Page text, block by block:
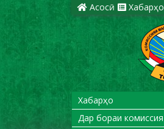
Асосӣ Хабарҳо
Хабарҳо
Дар бораи комиссия